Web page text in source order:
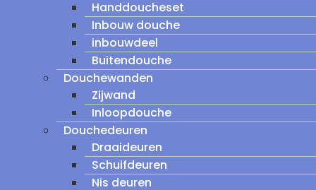
Handdoucheset
Inbouw douche
inbouwdeel
Buitendouche
Douchewanden
Zijwand
Inloopdouche
Douchedeuren
Draaideuren
Schuifdeuren
Nis deuren